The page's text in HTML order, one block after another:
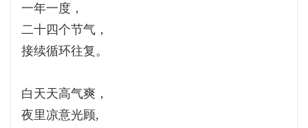
一年一度，
二十四个节气，
接续循环往复。
白天天高气爽，
夜里凉意光顾,